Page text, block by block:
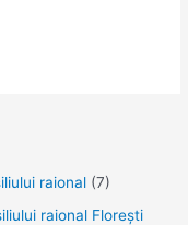
raional (7)
raional Florești